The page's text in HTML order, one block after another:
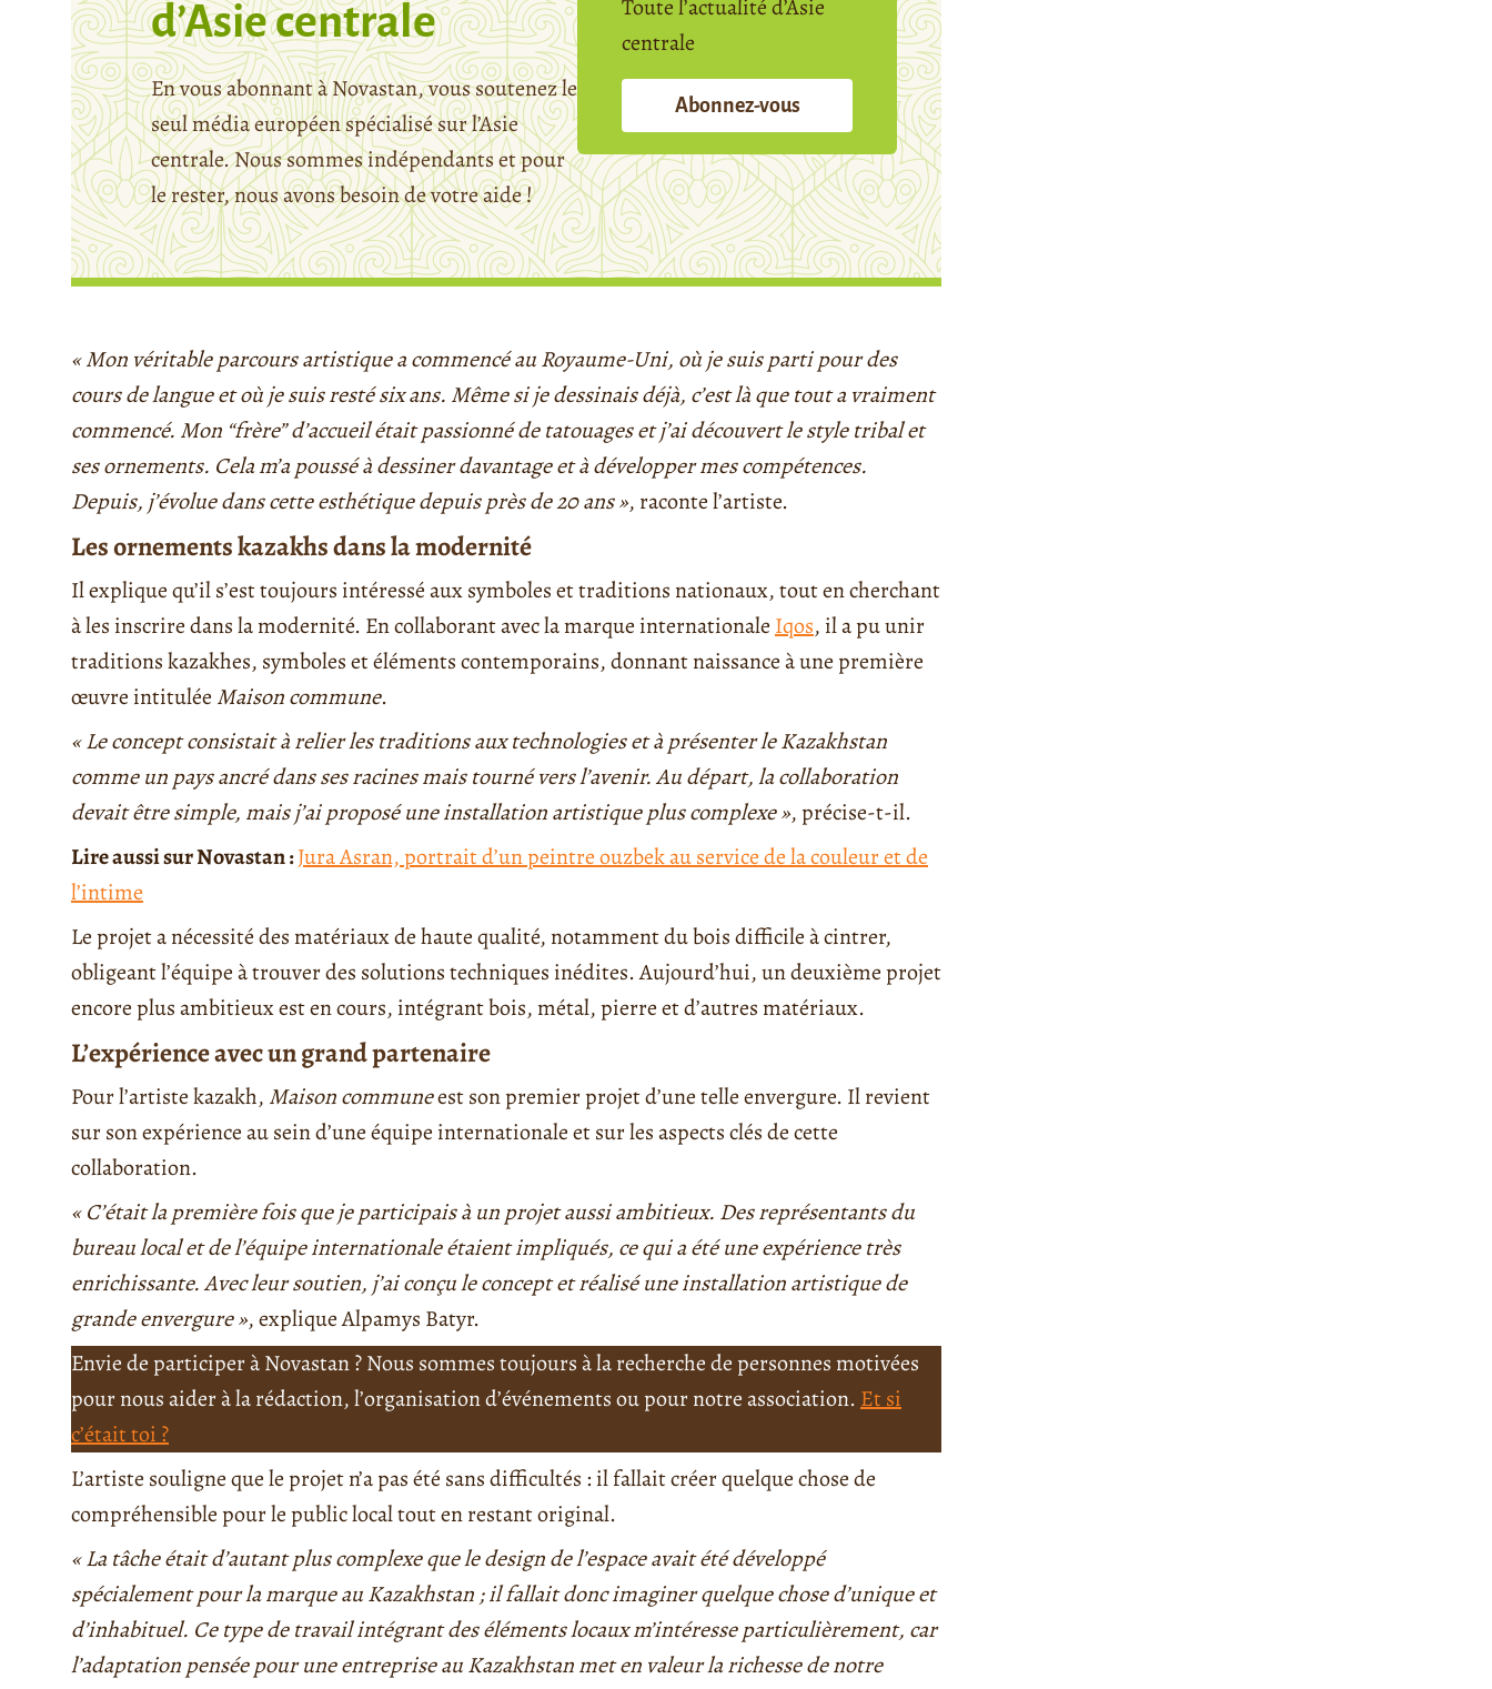
d’Asie centrale
En vous abonnant à Novastan, vous soutenez le
seul média européen spécialisé sur l’Asie
centrale. Nous sommes indépendants et pour
le rester, nous avons besoin de votre aide !
Toute l’actualité d’Asie
centrale
Abonnez-vous
« Mon véritable parcours artistique a commencé au Royaume-Uni, où je suis parti pour des
cours de langue et où je suis resté six ans. Même si je dessinais déjà, c’est là que tout a vraiment
commencé. Mon “frère” d’accueil était passionné de tatouages et j’ai découvert le style tribal et
ses ornements. Cela m’a poussé à dessiner davantage et à développer mes compétences.
Depuis, j’évolue dans cette esthétique depuis près de 20 ans », raconte l’artiste.
Les ornements kazakhs dans la modernité
Il explique qu’il s’est toujours intéressé aux symboles et traditions nationaux, tout en cherchant
à les inscrire dans la modernité. En collaborant avec la marque internationale Iqos, il a pu unir
traditions kazakhes, symboles et éléments contemporains, donnant naissance à une première
œuvre intitulée Maison commune.
« Le concept consistait à relier les traditions aux technologies et à présenter le Kazakhstan
comme un pays ancré dans ses racines mais tourné vers l’avenir. Au départ, la collaboration
devait être simple, mais j’ai proposé une installation artistique plus complexe », précise-t-il.
Lire aussi sur Novastan :Jura Asran, portrait d’un peintre ouzbek au service de la couleur et de
l’intime
Le projet a nécessité des matériaux de haute qualité, notamment du bois difficile à cintrer,
obligeant l’équipe à trouver des solutions techniques inédites. Aujourd’hui, un deuxième projet
encore plus ambitieux est en cours, intégrant bois, métal, pierre et d’autres matériaux.
L’expérience avec un grand partenaire
Pour l’artiste kazakh, Maison communeest son premier projet d’une telle envergure. Il revient
sur son expérience au sein d’une équipe internationale et sur les aspects clés de cette
collaboration.
« C’était la première fois que je participais à un projet aussi ambitieux. Des représentants du
bureau local et de l’équipe internationale étaient impliqués, ce qui a été une expérience très
enrichissante. Avec leur soutien, j’ai conçu le concept et réalisé une installation artistique de
grande envergure », explique Alpamys Batyr.
Envie de participer à Novastan ? Nous sommes toujours à la recherche de personnes motivées
pour nous aider à la rédaction, l’organisation d’événements ou pour notre association. Et si
c’était toi ?
L’artiste souligne que le projet n’a pas été sans difficultés : il fallait créer quelque chose de
compréhensible pour le public local tout en restant original.
« La tâche était d’autant plus complexe que le design de l’espace avait été développé
spécialement pour la marque au Kazakhstan ; il fallait donc imaginer quelque chose d’unique et
d’inhabituel. Ce type de travail intégrant des éléments locaux m’intéresse particulièrement, car
l’adaptation pensée pour une entreprise au Kazakhstan met en valeur la richesse de notre